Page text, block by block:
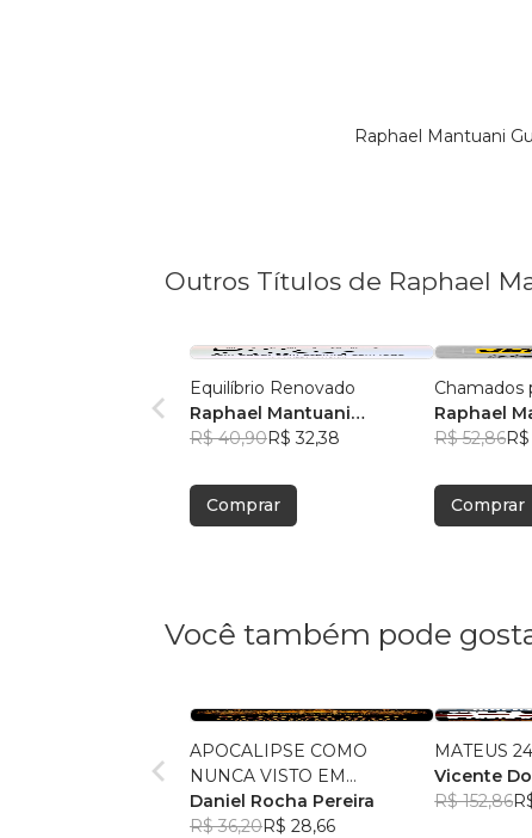
Raphael Mantuani
Outros Títulos de Raphael
Equilíbrio Renovado
Raphael Mantuani
Guimarães
R$ 40,90R$ 32,38
Comprar
Chamados
Raphael
R$ 52,86
Comprar
Você também pode
APOCALIPSE COMO
NUNCA VISTO EM
CRONOLOGIA
Daniel Rocha Pereira
R$ 36,20R$ 28,66
MATEUS 24
Vicente
R$ 152,86